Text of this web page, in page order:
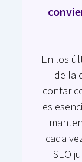
En los
de la
contar
es
cada
SEO